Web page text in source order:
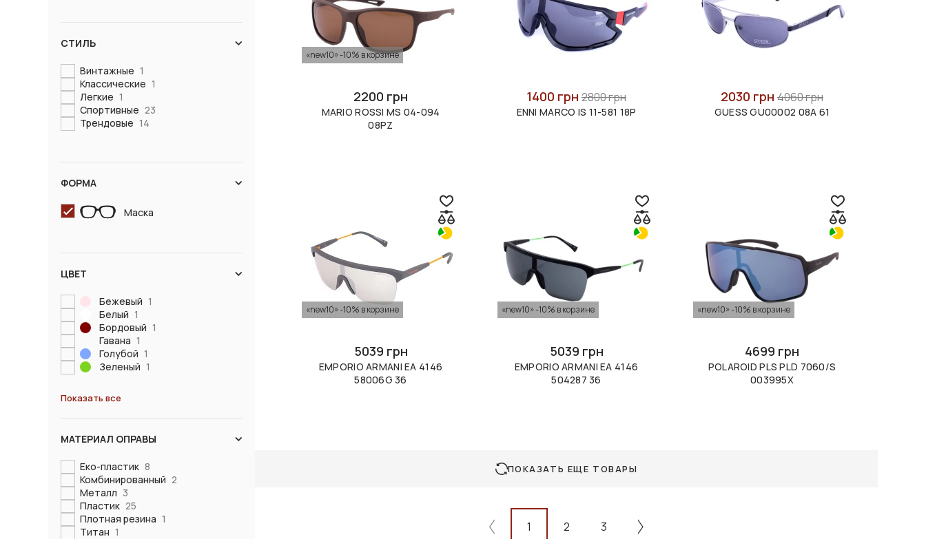
СТИЛЬ
Винтажные 1
Классические 1
Легкие 1
Спортивные 23
Трендовые 14
ФОРМА
Маска
ЦВЕТ
Бежевый 1
Белый 1
Бордовый 1
Гавана 1
Голубой 1
Зеленый 1
Показать все
МАТЕРИАЛ ОПРАВЫ
Еко-пластик 8
Комбинированный 2
Металл 3
Пластик 25
Плотная резина 1
Титан 1
«new10» -10% в корзине
2200 грн
MARIO ROSSI MS 04-094
08PZ
1400 грн 2800 грн
ENNI MARCO IS 11-581 18P
2030 грн 4060 грн
GUESS GU00002 08A 61
«new10» -10% в корзине
5039 грн
EMPORIO ARMANI EA 4146
58006G 36
«new10» -10% в корзине
5039 грн
EMPORIO ARMANI EA 4146
504287 36
«new10» -10% в корзине
4699 грн
POLAROID PLS PLD 7060/S
003995X
ПОКАЗАТЬ ЕЩЕ ТОВАРЫ
1 2 3